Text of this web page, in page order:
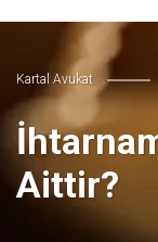
Kartal Avukat
Aittir?